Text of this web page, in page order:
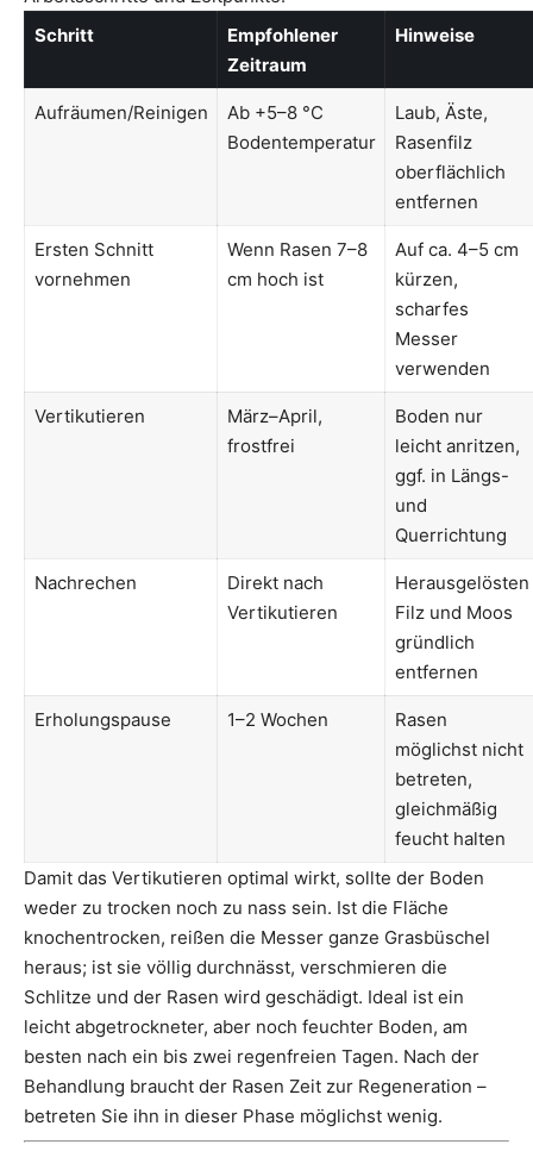
Schritt
Empfohlener
Zeitraum
Hinweise
Aufräumen/Reinigen
Ab +5–8 °C
Bodentemperatur
Laub, Äste,
Rasenfilz
oberflächlich
entfernen
Ersten Schnitt
vornehmen
Wenn Rasen 7–8
cm hoch ist
Auf ca. 4–5 cm
kürzen,
scharfes
Messer
verwenden
Vertikutieren
März–April,
frostfrei
Boden nur
leicht anritzen,
ggf. in Längs-
und
Querrichtung
Nachrechen
Direkt nach
Vertikutieren
Herausgelösten
Filz und Moos
gründlich
entfernen
Erholungspause 1–2 Wochen
Rasen
möglichst nicht
betreten,
gleichmäßig
feucht halten
Damit das Vertikutieren optimal wirkt, sollte der Boden
weder zu trocken noch zu nass sein. Ist die Fläche
knochentrocken, reißen die Messer ganze Grasbüschel
heraus; ist sie völlig durchnässt, verschmieren die
Schlitze und der Rasen wird geschädigt. Ideal ist ein
leicht abgetrockneter, aber noch feuchter Boden, am
besten nach ein bis zwei regenfreien Tagen. Nach der
Behandlung braucht der Rasen Zeit zur Regeneration –
betreten Sie ihn in dieser Phase möglichst wenig.